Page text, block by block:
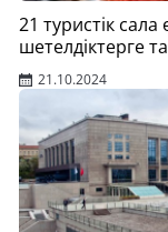
21 туристік сала
шетелдіктерге
21.10.2024